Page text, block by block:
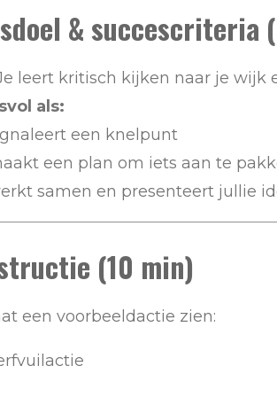
& succescriteria
leert kritisch kijken naar je wijk
als:
een knelpunt
een plan om iets aan te
samen en presenteert jullie
(10 min)
een voorbeeldactie zien: